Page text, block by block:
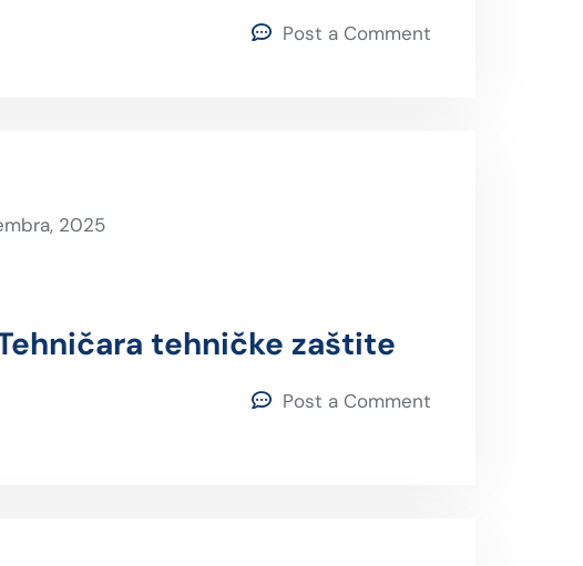
Post a Comment
2025
tehničke zaštite
Post a Comment